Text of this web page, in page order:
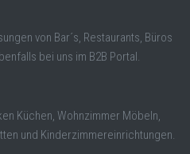
von Bar´s, Restaurants, Büros
bei uns im B2B Portal.
Küchen, Wohnzimmer Möbeln,
und Kinderzimmereinrichtungen.